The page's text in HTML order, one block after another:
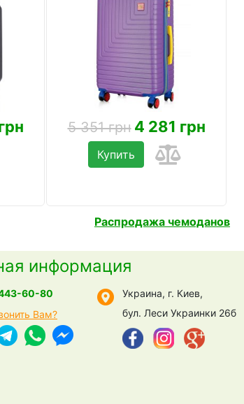
5 351 грн 4 281 грн
Купить
Распродажа чемоданов
информация
60-80
Вам?
Украина, г. Киев,
бул. Леси Украинки 26б